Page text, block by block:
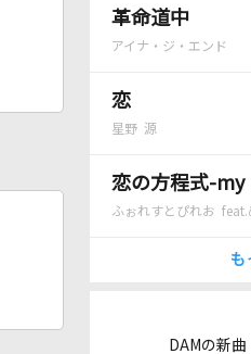
革命道中
アイナ・ジ・エンド
恋
星野 源
恋の方程式-
ふぉれすとぴれお feat.
も
DAMの新